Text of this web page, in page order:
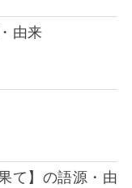
由来
て】の語源・由